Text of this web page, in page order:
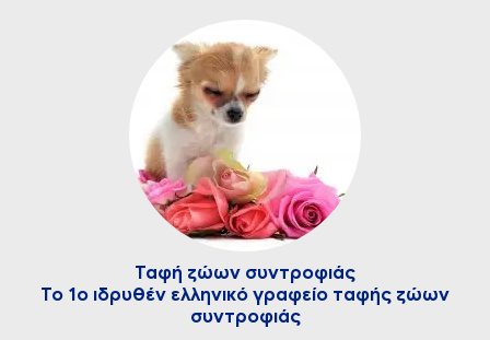
Ταφή ζώων συντροφιάς
Το 1ο ιδρυθέν ελληνικό γραφείο ταφής ζώων
συντροφιάς